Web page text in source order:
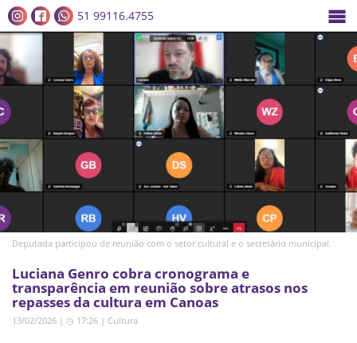
51 99116.4755
Deputada participou de reunião com o setor cultural e o secretário municipal.
Luciana Genro cobra cronograma e
transparência em reunião sobre atrasos nos
repasses da cultura em Canoas
13/02/2026 | ◷ 17:26 | Cultura